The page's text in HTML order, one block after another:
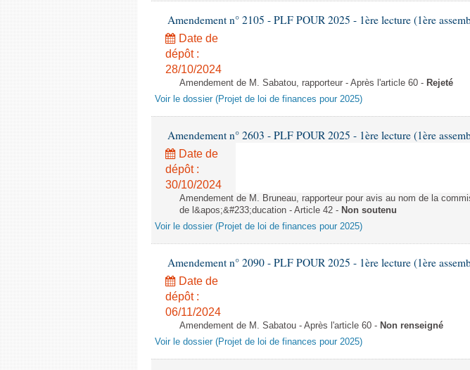
Amendement n° 2105 - PLF POUR 2025 - 1ère lecture (1ère
Date de
dépôt :
28/10/2024
Amendement de M. Sabatou, rapporteur - Après l'article 60 - Rejeté
Voir le dossier (Projet de loi de finances pour 2025)
Amendement n° 2603 - PLF POUR 2025 - 1ère lecture (1ère
Date de
dépôt :
30/10/2024
Amendement de M. Bruneau, rapporteur pour avis au nom de la
de l&apos;&#233;ducation - Article 42 - Non soutenu
Voir le dossier (Projet de loi de finances pour 2025)
Amendement n° 2090 - PLF POUR 2025 - 1ère lecture (1ère
Date de
dépôt :
06/11/2024
Amendement de M. Sabatou - Après l'article 60 - Non renseigné
Voir le dossier (Projet de loi de finances pour 2025)